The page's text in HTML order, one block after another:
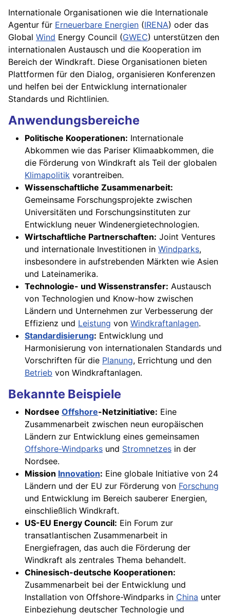
Internationale Organisationen wie die Internationale
Agentur für Erneuerbare Energien (IRENA) oder das
Global Wind Energy Council (GWEC) unterstützen den
internationalen Austausch und die Kooperation im
Bereich der Windkraft. Diese Organisationen bieten
Plattformen für den Dialog, organisieren Konferenzen
und helfen bei der Entwicklung internationaler
Standards und Richtlinien.
Anwendungsbereiche
Politische Kooperationen: Internationale
Abkommen wie das Pariser Klimaabkommen, die
die Förderung von Windkraft als Teil der globalen
Klimapolitik vorantreiben.
Wissenschaftliche Zusammenarbeit:
Gemeinsame Forschungsprojekte zwischen
Universitäten und Forschungsinstituten zur
Entwicklung neuer Windenergietechnologien.
Wirtschaftliche Partnerschaften: Joint Ventures
und internationale Investitionen in Windparks,
insbesondere in aufstrebenden Märkten wie Asien
und Lateinamerika.
Technologie- und Wissenstransfer: Austausch
von Technologien und Know-how zwischen
Ländern und Unternehmen zur Verbesserung der
Effizienz und Leistung von Windkraftanlagen.
Standardisierung: Entwicklung und
Harmonisierung von internationalen Standards und
Vorschriften für die Planung, Errichtung und den
Betrieb von Windkraftanlagen.
Bekannte Beispiele
Nordsee Offshore-Netzinitiative: Eine
Zusammenarbeit zwischen neun europäischen
Ländern zur Entwicklung eines gemeinsamen
Offshore-Windparks und Stromnetzes in der
Nordsee.
Mission Innovation: Eine globale Initiative von 24
Ländern und der EU zur Förderung von Forschung
und Entwicklung im Bereich sauberer Energien,
einschließlich Windkraft.
US-EU Energy Council: Ein Forum zur
transatlantischen Zusammenarbeit in
Energiefragen, das auch die Förderung der
Windkraft als zentrales Thema behandelt.
Chinesisch-deutsche Kooperationen:
Zusammenarbeit bei der Entwicklung und
Installation von Offshore-Windparks in China unter
Einbeziehung deutscher Technologie und